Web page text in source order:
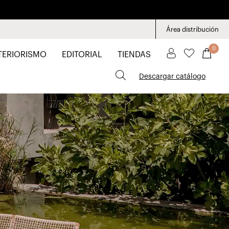
Área distribución
EDITORIAL TIENDAS
0
Descargar catálogo